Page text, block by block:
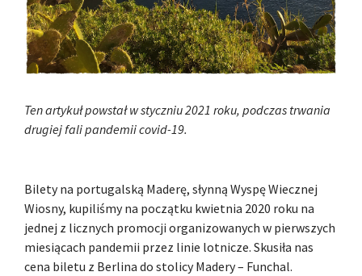
Ten artykuł powstał w styczniu 2021 roku, podczas trwania
drugiej fali pandemii covid-19.
Bilety na portugalską Maderę, słynną Wyspę Wiecznej
Wiosny, kupiliśmy na początku kwietnia 2020 roku na
jednej z licznych promocji organizowanych w pierwszych
miesiącach pandemii przez linie lotnicze. Skusiła nas
cena biletu z Berlina do stolicy Madery – Funchal.